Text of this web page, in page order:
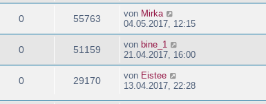
0 55763 von Mirka
04.05.2017, 12:15
0 51159 von bine_1
21.04.2017, 16:00
0 29170 von Eistee
13.04.2017, 22:28